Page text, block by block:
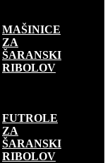
MAŠINICE
ZA
ŠARANSKI
RIBOLOV
FUTROLE
ZA
ŠARANSKI
RIBOLOV